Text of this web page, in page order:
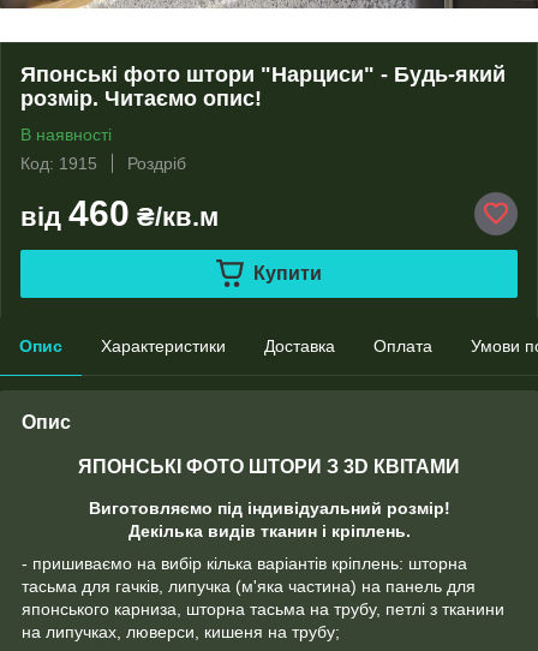
Японські фото штори "Нарциси" - Будь-який
розмір. Читаємо опис!
В наявності
Код: 1915
Роздріб
від 460 ₴/кв.м
Купити
Опис Характеристики Доставка Оплата Умови
Опис
ЯПОНСЬКІ ФОТО ШТОРИ З 3D КВІТАМИ
Виготовляємо під індивідуальний розмір!
Декілька видів тканин і кріплень.
- пришиваємо на вибір кілька варіантів кріплень: шторна
тасьма для гачків, липучка (м'яка частина) на панель для
японського карниза, шторна тасьма на трубу, петлі з тканини
на липучках, люверси, кишеня на трубу;